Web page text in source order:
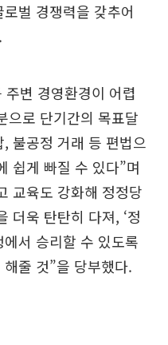
벌 경쟁력을 갖추어
변 경영환경이 어렵
으로 단기간의 목표달
불공정 거래 등 편법으
쉽게 빠질 수 있다”며
교육도 강화해 정정당
더욱 탄탄히 다져, ‘정
서 승리할 수 있도록
줄 것”을 당부했다.